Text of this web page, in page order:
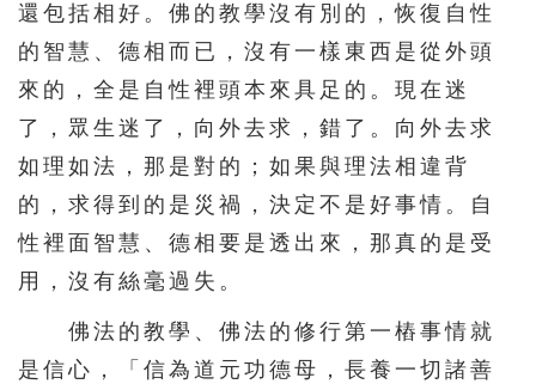
還包括相好。佛的教學沒有別的，恢復自性
的智慧、德相而已，沒有一樣東西是從外頭
來的，全是自性裡頭本來具足的。現在迷
了，眾生迷了，向外去求，錯了。向外去求
如理如法，那是對的；如果與理法相違背
的，求得到的是災禍，決定不是好事情。自
性裡面智慧、德相要是透出來，那真的是受
用，沒有絲毫過失。
佛法的教學、佛法的修行第一樁事情就
是信心，「信為道元功德母，長養一切諸善